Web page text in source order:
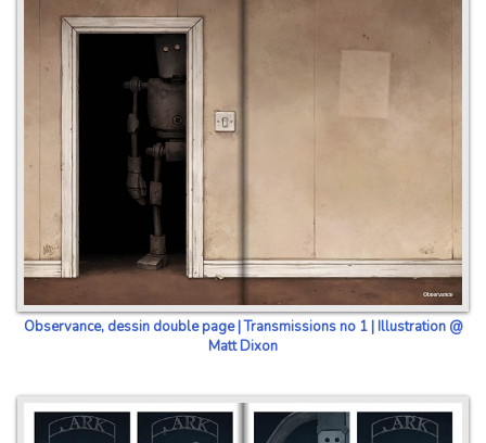
Observance, dessin double page | Transmissions no 1 | Illustration @
Matt Dixon